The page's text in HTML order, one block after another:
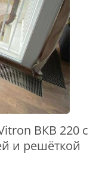
ВКВ 220 с
и решёткой